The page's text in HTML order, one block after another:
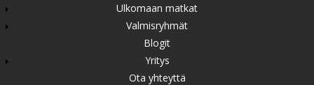
Ulkomaan matkat
Valmisryhmät
Blogit
Yritys
Ota yhteyttä